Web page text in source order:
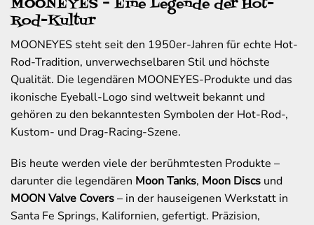
MOONEYES – Eine Legende der Hot-
Rod-Kultur
MOONEYES steht seit den 1950er-Jahren für echte Hot-
Rod-Tradition, unverwechselbaren Stil und höchste
Qualität. Die legendären MOONEYES-Produkte und das
ikonische Eyeball-Logo sind weltweit bekannt und
gehören zu den bekanntesten Symbolen der Hot-Rod-,
Kustom- und Drag-Racing-Szene.
Bis heute werden viele der berühmtesten Produkte –
darunter die legendären Moon Tanks, Moon Discs und
MOON Valve Covers– in der hauseigenen Werkstatt in
Santa Fe Springs, Kalifornien, gefertigt. Präzision,